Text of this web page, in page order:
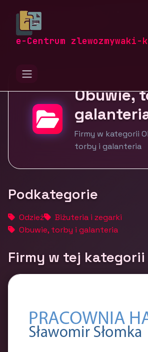
e-Centrum zlewozmywaki-
zlewozmywaki-krosch.pl
Obuwie, torby i galanteria
Obuwie,
Firmy w kategorii
torby i galanteria
Podkategorie
Odzież
Biżuteria i zegarki
Obuwie, torby i galanteria
Firmy w tej kategorii